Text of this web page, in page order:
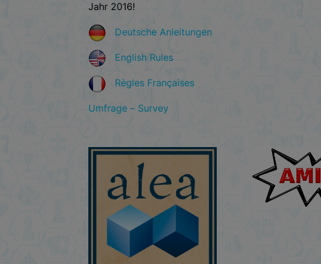
Jahr 2016!
Deutsche Anleitungen
English Rules
Règles Françaises
Umfrage – Survey